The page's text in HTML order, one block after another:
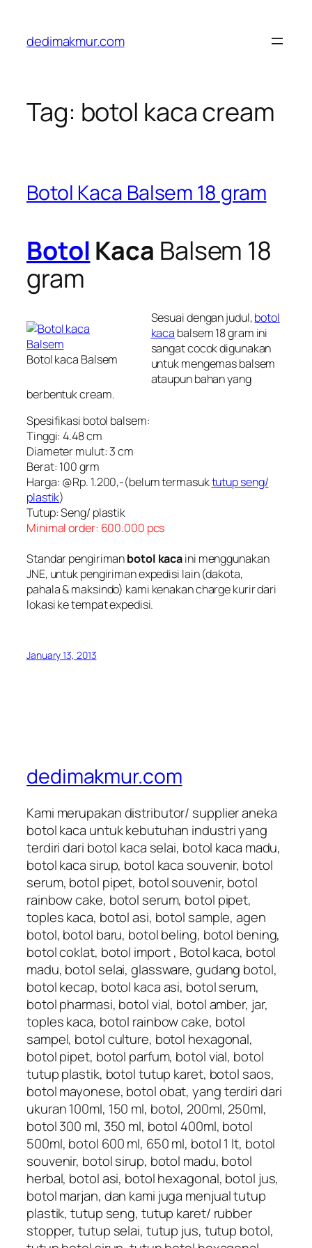
content
dedimakmur.com
Tag: botol kaca cream
Botol Kaca Balsem 18 gram
Botol Kaca Balsem 18
gram
Botol kaca Balsem
Sesuai dengan judul,botol
kaca balsem 18 gram ini
sangat cocok digunakan
untuk mengemas balsem
ataupun bahan yang
berbentuk cream.
Spesifikasi botol balsem:
Tinggi: 4.48 cm
Diameter mulut: 3 cm
Berat: 100 grm
Harga: @Rp. 1.200,-(belum termasuktutup seng/
plastik)
Tutup: Seng/ plastik
Minimal order: 600.000 pcs
Standar pengirimanbotol kacaini menggunakan
JNE, untuk pengiriman expedisi lain (dakota,
pahala & maksindo) kami kenakan charge kurir dari
lokasi ke tempat expedisi.
January 13, 2013
dedimakmur.com
Kami merupakan distributor/ supplier aneka
botol kaca untuk kebutuhan industri yang
terdiri dari botol kaca selai, botol kaca madu,
botol kaca sirup, botol kaca souvenir, botol
serum, botol pipet, botol souvenir, botol
rainbow cake, botol serum, botol pipet,
toples kaca, botol asi, botol sample, agen
botol, botol baru, botol beling, botol bening,
botol coklat, botol import , Botol kaca, botol
madu, botol selai, glassware, gudang botol,
botol kecap, botol kaca asi, botol serum,
botol pharmasi, botol vial, botol amber, jar,
toples kaca, botol rainbow cake, botol
sampel, botol culture, botol hexagonal,
botol pipet, botol parfum, botol vial, botol
tutup plastik, botol tutup karet, botol saos,
botol mayonese, botol obat, yang terdiri dari
ukuran 100ml, 150 ml, botol, 200ml, 250ml,
botol 300 ml, 350 ml, botol 400ml, botol
500ml, botol 600 ml, 650 ml, botol 1 lt, botol
souvenir, botol sirup, botol madu, botol
herbal, botol asi, botol hexagonal, botol jus,
botol marjan, dan kami juga menjual tutup
plastik, tutup seng, tutup karet/ rubber
stopper, tutup selai, tutup jus, tutup botol,